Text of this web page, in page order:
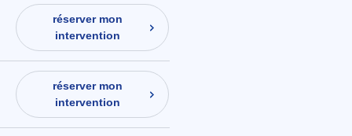
réserver mon
intervention
réserver mon
intervention